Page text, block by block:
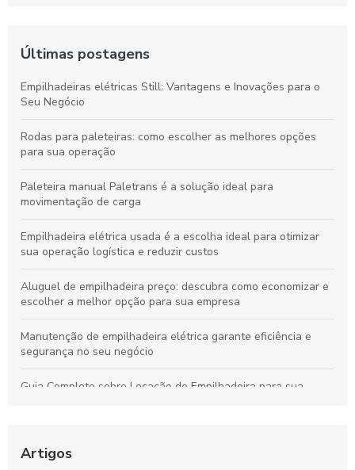
Últimas postagens
Empilhadeiras elétricas Still: Vantagens e Inovações para o
Seu Negócio
Rodas para paleteiras: como escolher as melhores opções
para sua operação
Paleteira manual Paletrans é a solução ideal para
movimentação de carga
Empilhadeira elétrica usada é a escolha ideal para otimizar
sua operação logística e reduzir custos
Aluguel de empilhadeira preço: descubra como economizar e
escolher a melhor opção para sua empresa
Manutenção de empilhadeira elétrica garante eficiência e
segurança no seu negócio
Guia Completo sobre Locação de Empilhadeira para sua
Empresa
Artigos